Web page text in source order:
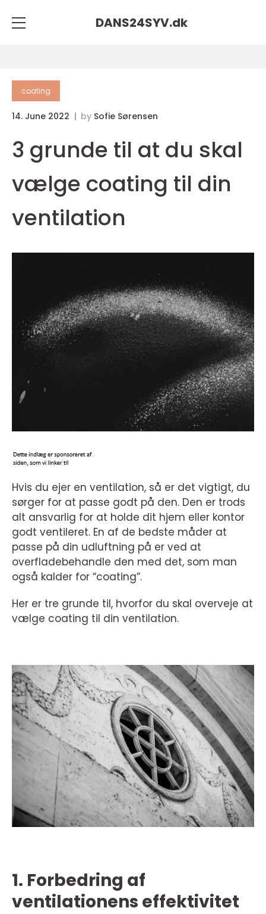
DANS24SYV.dk
coating
14. June 2022 by Sofie Sørensen
3 grunde til at du skal
vælge coating til din
ventilation
Hvis du ejer en ventilation, så er det vigtigt, du
sørger for at passe godt på den. Den er trods
alt ansvarlig for at holde dit hjem eller kontor
godt ventileret. En af de bedste måder at
passe på din udluftning på er ved at
overfladebehandle den med det, som man
også kalder for “coating”.
Her er tre grunde til, hvorfor du skal overveje at
vælge coating til din ventilation.
1. Forbedring af
ventilationens effektivitet